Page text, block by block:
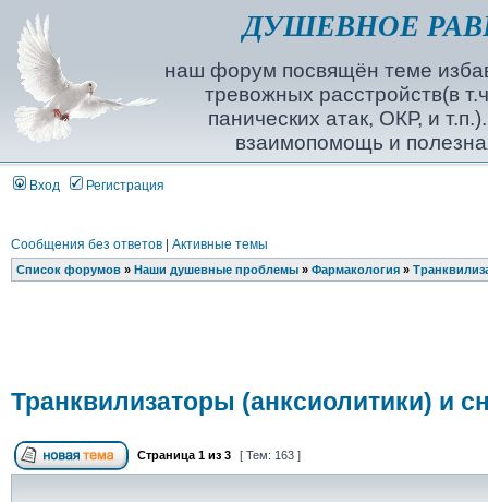
ДУШЕВНОЕ
наш форум посвящён теме
тревожных расстройств(в
панических атак, ОКР, и
взаимопомощь и
Вход Регистрация
Сообщения без ответов| Активные темы
Список форумов» Наши душевные проблемы» Фармакология»
Транквилизаторы (анксиолитики) и
Страница 1из 3 [ Тем: 163 ]